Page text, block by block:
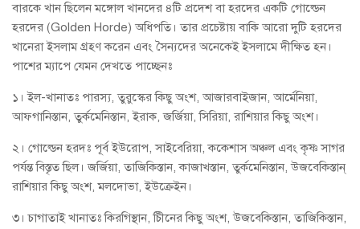
বারকে খান ছিলেন মঙ্গোল খানদের ৪টি প্রদেশ বা হরদের একটি গোল্ডেন
হরদের (Golden Horde) অধিপতি। তার প্রচেষ্টায় বাকি আরো দুটি হরদের
খানেরা ইসলাম গ্রহণ করেন এবং সৈন্যদের অনেকেই ইসলামে দীক্ষিত হন।
পাশের ম্যাপে যেমন দেখতে পাচ্ছেনঃ
১। ইল-খানাতঃ পারস্য, তুরুস্কের কিছু অংশ, আজারবাইজান, আর্মেনিয়া,
আফগানিস্তান, তুর্কমেনিস্তান, ইরাক, জর্জিয়া, সিরিয়া, রাশিয়ার কিছু অংশ।
২। গোল্ডেন হরদঃ পূর্ব ইউরোপ, সাইবেরিয়া, ককেশাস অঞ্চল এবং কৃষ্ণ সাগর
পর্যন্ত বিস্তৃত ছিল। জর্জিয়া, তাজিকিস্তান, কাজাখস্তান, তুর্কমেনিস্তান, উজবেকিস্তান্‌
রাশিয়ার কিছু অংশ, মলদোভা, ইউক্রেইন।
৩। চাগাতাই খানাতঃ কিরগিস্থান, চিীনের কিছু অংশ, উজবেকিস্তান, তাজিকিস্তান,